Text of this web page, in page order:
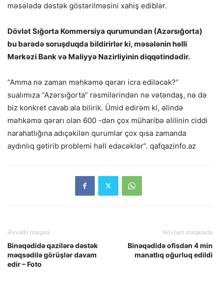
məsələdə dəstək göstərilməsini xahiş ediblər.
Dövlət Sığorta Kommersiya qurumundan (Azərsığorta)
bu barədə soruşduqda bildirirlər ki, məsələnin həlli
Mərkəzi Bank və Maliyyə Nazirliyinin diqqətindədir.
“Amma nə zaman məhkəmə qərarı icra ediləcək?”
sualımıza “Azərsığorta” rəsmilərindən nə vətəndaş, nə də
biz konkret cavab ala bilirik. Ümid edirəm ki, əlində
məhkəmə qərarı olan 600 -dən çox müharibə əlilinin ciddi
narahatlığına adıçəkilən qurumlar çox qısa zamanda
aydınlıq gətirib problemi həll edəcəklər”. qafqazinfo.az
Əvvəlki məqalə
Binəqədidə qazilərə dəstək
məqsədilə görüşlər davam
edir – Foto
Növbəti məqalədə
Binəqədidə ofisdən 4 min
manatlıq oğurluq edildi